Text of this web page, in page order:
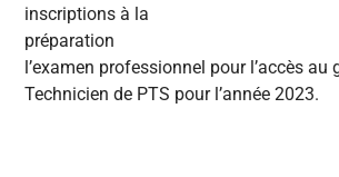
inscriptions à la
l’examen professionnel pour l’accès au
Technicien de PTS pour l’année 2023.